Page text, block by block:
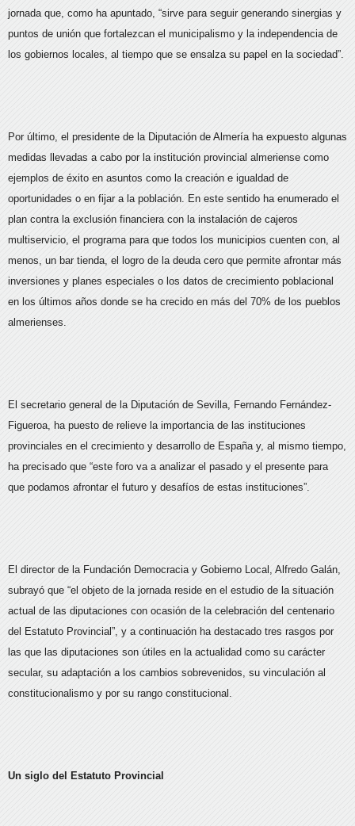
jornada que, como ha apuntado, “sirve para seguir generando sinergias y
puntos de unión que fortalezcan el municipalismo y la independencia de
los gobiernos locales, al tiempo que se ensalza su papel en la sociedad”.
Por último, el presidente de la Diputación de Almería ha expuesto algunas
medidas llevadas a cabo por la institución provincial almeriense como
ejemplos de éxito en asuntos como la creación e igualdad de
oportunidades o en fijar a la población. En este sentido ha enumerado el
plan contra la exclusión financiera con la instalación de cajeros
multiservicio, el programa para que todos los municipios cuenten con, al
menos, un bar tienda, el logro de la deuda cero que permite afrontar más
inversiones y planes especiales o los datos de crecimiento poblacional
en los últimos años donde se ha crecido en más del 70% de los pueblos
almerienses.
El secretario general de la Diputación de Sevilla, Fernando Fernández-
Figueroa, ha puesto de relieve la importancia de las instituciones
provinciales en el crecimiento y desarrollo de España y, al mismo tiempo,
ha precisado que “este foro va a analizar el pasado y el presente para
que podamos afrontar el futuro y desafíos de estas instituciones”.
El director de la Fundación Democracia y Gobierno Local, Alfredo Galán,
subrayó que “el objeto de la jornada reside en el estudio de la situación
actual de las diputaciones con ocasión de la celebración del centenario
del Estatuto Provincial”, y a continuación ha destacado tres rasgos por
las que las diputaciones son útiles en la actualidad como su carácter
secular, su adaptación a los cambios sobrevenidos, su vinculación al
constitucionalismo y por su rango constitucional.
Un siglo del Estatuto Provincial